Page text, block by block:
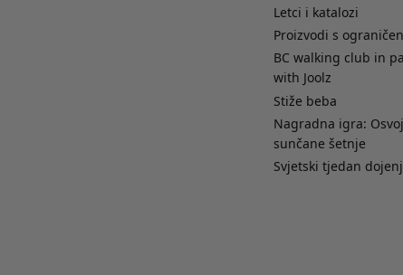
Letci i katalozi
Proizvodi s
BC walking club in
with Joolz
Stiže beba
Nagradna igra:
sunčane šetnje
Svjetski tjedan